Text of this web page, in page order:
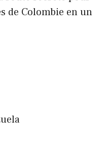
de Colombie en un